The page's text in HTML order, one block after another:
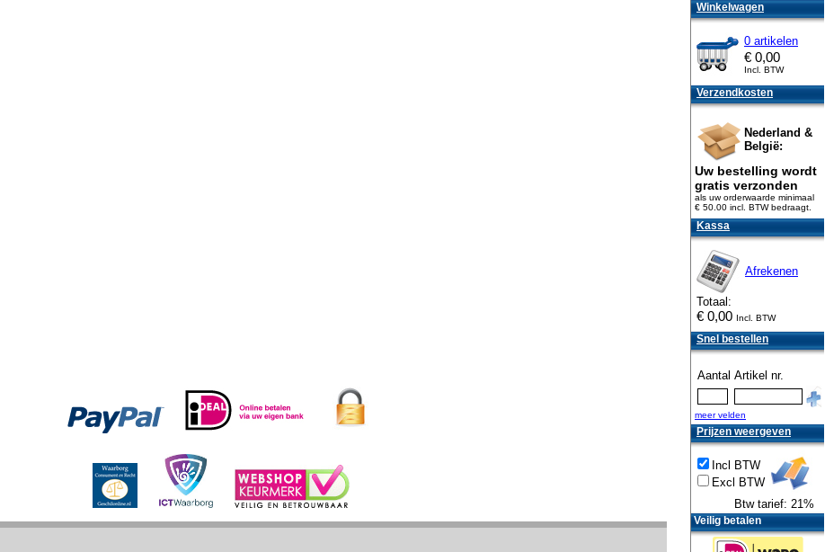
Winkelwagen
0 artikelen
€ 0,00
Incl. BTW
Verzendkosten
Nederland &
België:
Uw bestelling wordt
gratis verzonden
als uw orderwaarde minimaal
€ 50.00 incl. BTWbedraagt.
Kassa
Afrekenen
Totaal:
€ 0,00 Incl. BTW
Snel bestellen
Aantal Artikel nr.
meer velden
Prijzen weergeven
Incl BTW
Excl BTW
Btw tarief: 21%
Veilig betalen